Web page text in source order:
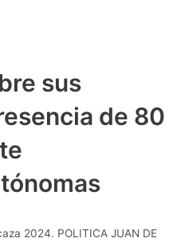
sus
de 80
2024. POLITICA JUAN DE